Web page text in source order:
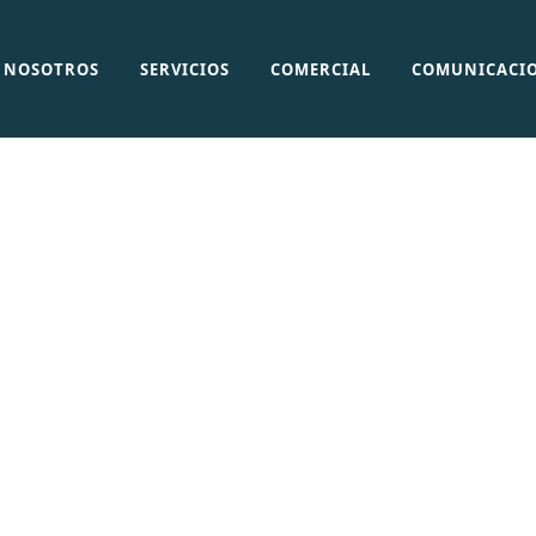
NOSOTROS SERVICIOS COMERCIAL